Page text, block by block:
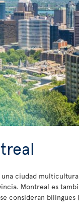
ciudad
Montreal es
consideran bilingües